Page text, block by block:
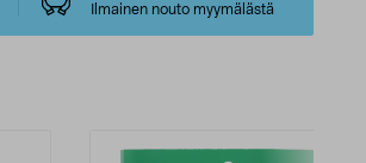
Ilmainen nouto myymälästä